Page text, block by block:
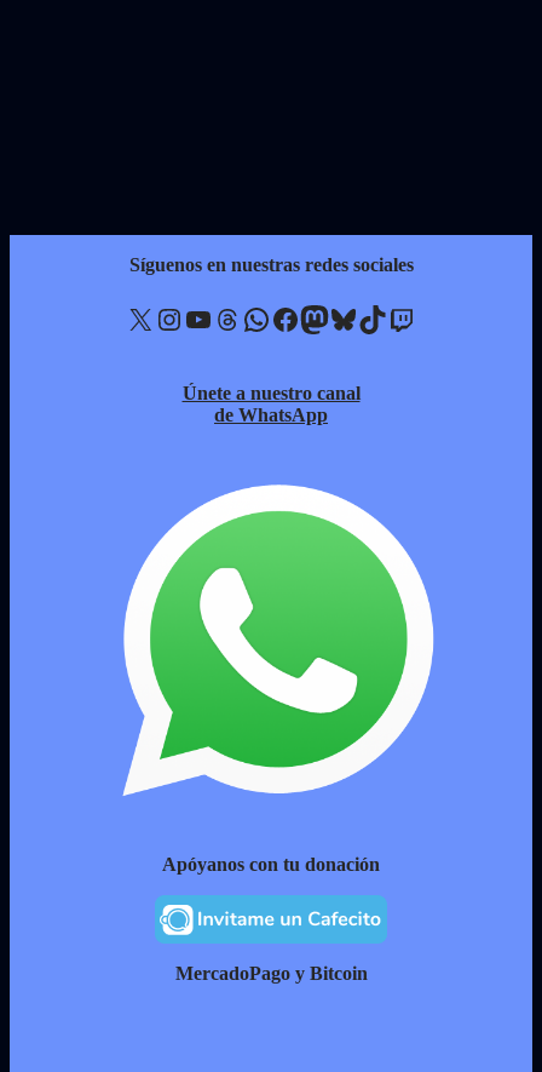
Síguenos en nuestras redes sociales
X Instagram YouTube Threads WhatsApp Facebook Mastodon Bluesky TikTok Twitch
Únete a nuestro canal
de WhatsApp
Apóyanos con tu donación
MercadoPago y Bitcoin